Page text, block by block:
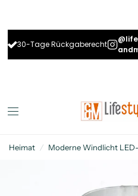
30-Tage Rückgaberecht
Heimat / Moderne Windlicht